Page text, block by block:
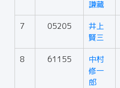
謙藏
7 05205
井上
賢三
8 61155
中村
修一
郎